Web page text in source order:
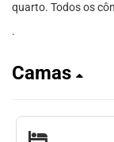
quarto. Todos os
.
Camas